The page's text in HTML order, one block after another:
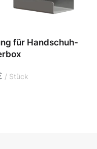
für Handschuh-
Stück